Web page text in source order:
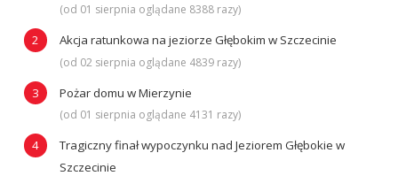
(od 01 sierpnia oglądane 8388 razy)
Akcja ratunkowa na jeziorze Głębokim w Szczecinie
(od 02 sierpnia oglądane 4839 razy)
Pożar domu w Mierzynie
(od 01 sierpnia oglądane 4131 razy)
Tragiczny finał wypoczynku nad Jeziorem Głębokie w
Szczecinie